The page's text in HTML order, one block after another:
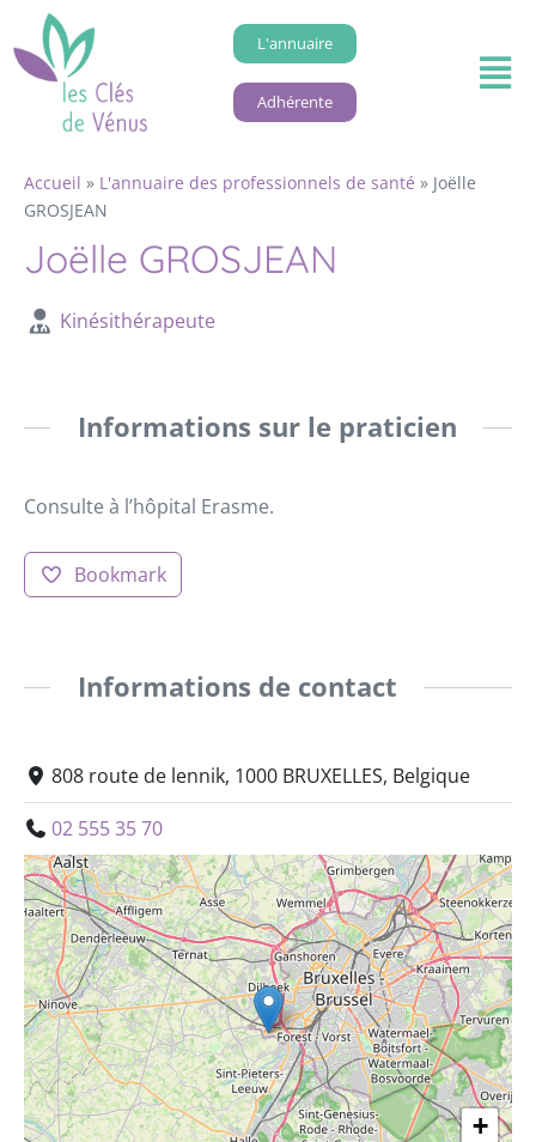
L'annuaire
Adhérente
Accueil » L'annuaire des professionnels de santé » Joëlle
GROSJEAN
Joëlle GROSJEAN
Kinésithérapeute
Informations sur le praticien
Consulte à l’hôpital Erasme.
Bookmark
Informations de contact
808 route de lennik, 1000 BRUXELLES, Belgique
02 555 35 70
+